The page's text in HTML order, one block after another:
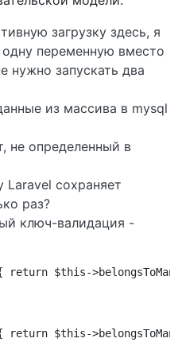
загрузку здесь, я
переменную вместо
нужно запускать два
из массива в mysql
не определенный в
сохраняет
раз?
ключ-валидация -
$this-
$this-